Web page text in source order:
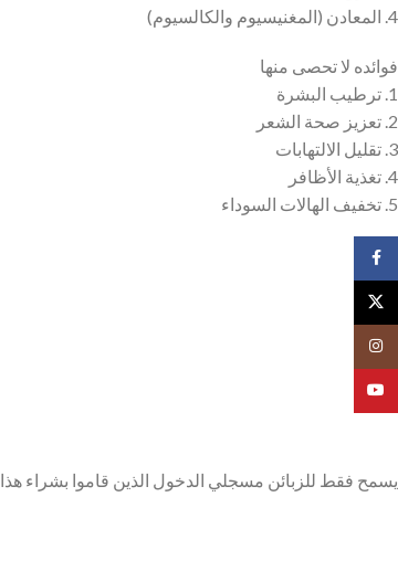
4. المعادن (المغنيسيوم والكالسيوم)
فوائده لا تحصى منها
1. ترطيب البشرة
2. تعزيز صحة الشعر
3. تقليل الالتهابات
4. تغذية الأظافر
5. تخفيف الهالات السوداء
يسمح فقط للزبائن مسجلي الدخول الذين قاموا بشراء